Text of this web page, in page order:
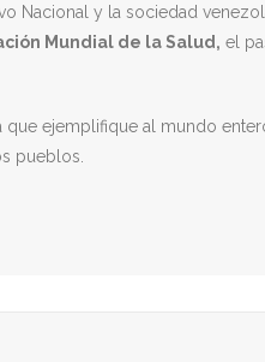
Nacional y la sociedad
Mundial de la Salud , el
que ejemplifique al mundo
pueblos.